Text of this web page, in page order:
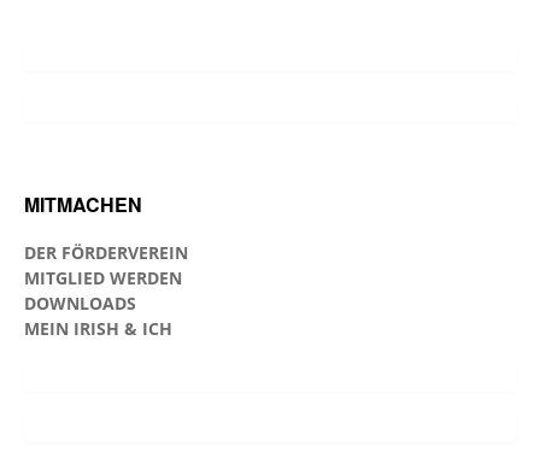
MITMACHEN
DER FÖRDERVEREIN
MITGLIED WERDEN
DOWNLOADS
MEIN IRISH & ICH